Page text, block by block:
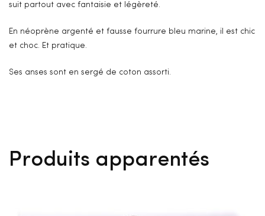
suit partout avec fantaisie et légèreté.
En néoprène argenté et fausse fourrure bleu marine, il est chic
et choc. Et pratique.
Ses anses sont en sergé de coton assorti.
Produits apparentés